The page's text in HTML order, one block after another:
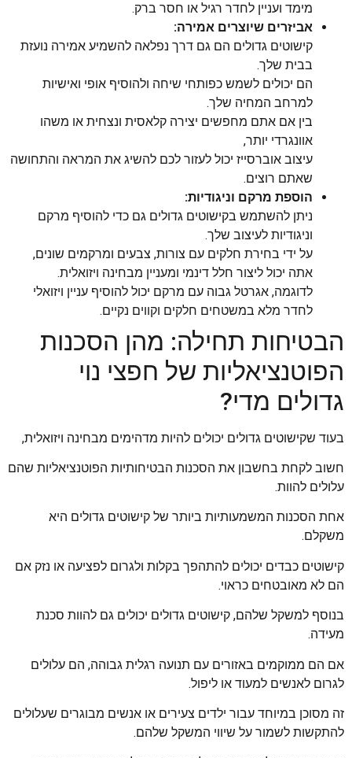
מימד ועניין לחדר רגיל או חסר ברק.
אביזרים שיוצרים אמירה:
קישוטים גדולים הם גם דרך נפלאה להשמיע אמירה נועזת
בבית שלך.
הם יכולים לשמש כפותחי שיחה ולהוסיף אופי ואישיות
למרחב המחיה שלך.
בין אם אתם מחפשים יצירה קלאסית ונצחית או משהו
אוונגרדי יותר,
עיצוב אוברסייז יכול לעזור לכם להשיג את המראה והתחושה
שאתם רוצים.
הוספת מרקם וניגודיות:
ניתן להשתמש בקישוטים גדולים גם כדי להוסיף מרקם
וניגודיות לעיצוב שלך.
על ידי בחירת חלקים עם צורות, צבעים ומרקמים שונים,
אתה יכול ליצור חלל דינמי ומעניין מבחינה ויזואלית.
לדוגמה, אגרטל גבוה עם מרקם יכול להוסיף עניין ויזואלי
לחדר מלא במשטחים חלקים וקווים נקיים.
הבטיחות תחילה: מהן הסכנות
הפוטנציאליות של חפצי נוי
גדולים מדי?
בעוד שקישוטים גדולים יכולים להיות מדהימים מבחינה ויזואלית,
חשוב לקחת בחשבון את הסכנות הבטיחותיות הפוטנציאליות שהם
עלולים להוות.
אחת הסכנות המשמעותיות ביותר של קישוטים גדולים היא
משקלם.
קישוטים כבדים יכולים להתהפך בקלות ולגרום לפציעה או נזק אם
הם לא מאובטחים כראוי.
בנוסף למשקל שלהם, קישוטים גדולים יכולים גם להוות סכנת
מעידה.
אם הם ממוקמים באזורים עם תנועה רגלית גבוהה, הם עלולים
לגרום לאנשים למעוד או ליפול.
זה מסוכן במיוחד עבור ילדים צעירים או אנשים מבוגרים שעלולים
להתקשות לשמור על שיווי המשקל שלהם.